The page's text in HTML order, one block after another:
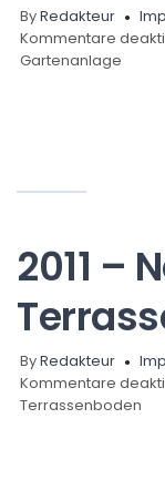
ByRedakteur
Kommentare
Gartenanlage
2011 –
ByRedakteur
Kommentare
Terrassenboden